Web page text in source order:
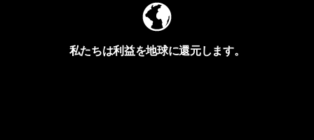
私たちは利益を地球に還元します。